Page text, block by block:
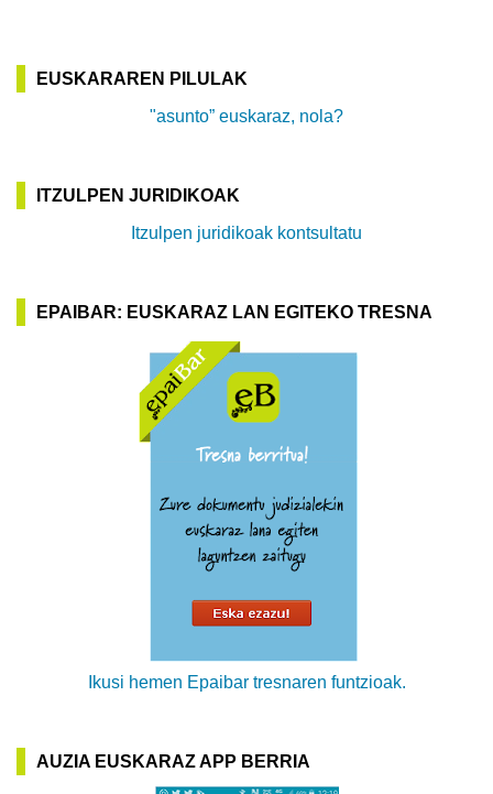
EUSKARAREN PILULAK
"asunto” euskaraz, nola?
ITZULPEN JURIDIKOAK
Itzulpen juridikoak kontsultatu
EPAIBAR: EUSKARAZ LAN EGITEKO TRESNA
Ikusi hemen Epaibar tresnaren funtzioak.
AUZIA EUSKARAZ APP BERRIA